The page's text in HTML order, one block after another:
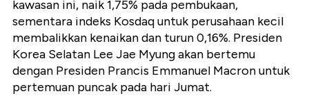
kawasan ini, naik 1,75% pada pembukaan,
sementara indeks Kosdaq untuk perusahaan kecil
membalikkan kenaikan dan turun 0,16%. Presiden
Korea Selatan Lee Jae Myung akan bertemu
dengan Presiden Prancis Emmanuel Macron untuk
pertemuan puncak pada hari Jumat.